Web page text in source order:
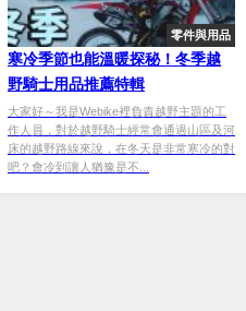
零件與用品
寒冷季節也能溫暖探秘！冬季越
野騎士用品推薦特輯
大家好～我是Webike裡負責越野主題的工
作人員，對於越野騎士經常會通過山區及河
床的越野路線來說，在冬天是非常寒冷的對
吧？會冷到讓人猶豫是不...